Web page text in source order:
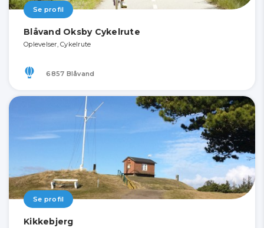
Se profil
Blåvand Oksby Cykelrute
Oplevelser, Cykelrute
6857 Blåvand
Se profil
Kikkebjerg